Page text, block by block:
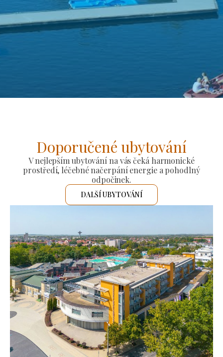
Doporučené ubytování
V nejlepším ubytování na vás čeká harmonické
prostředí, léčebné načerpání energie a pohodlný
odpočinek.
DALŠÍ UBYTOVÁNÍ